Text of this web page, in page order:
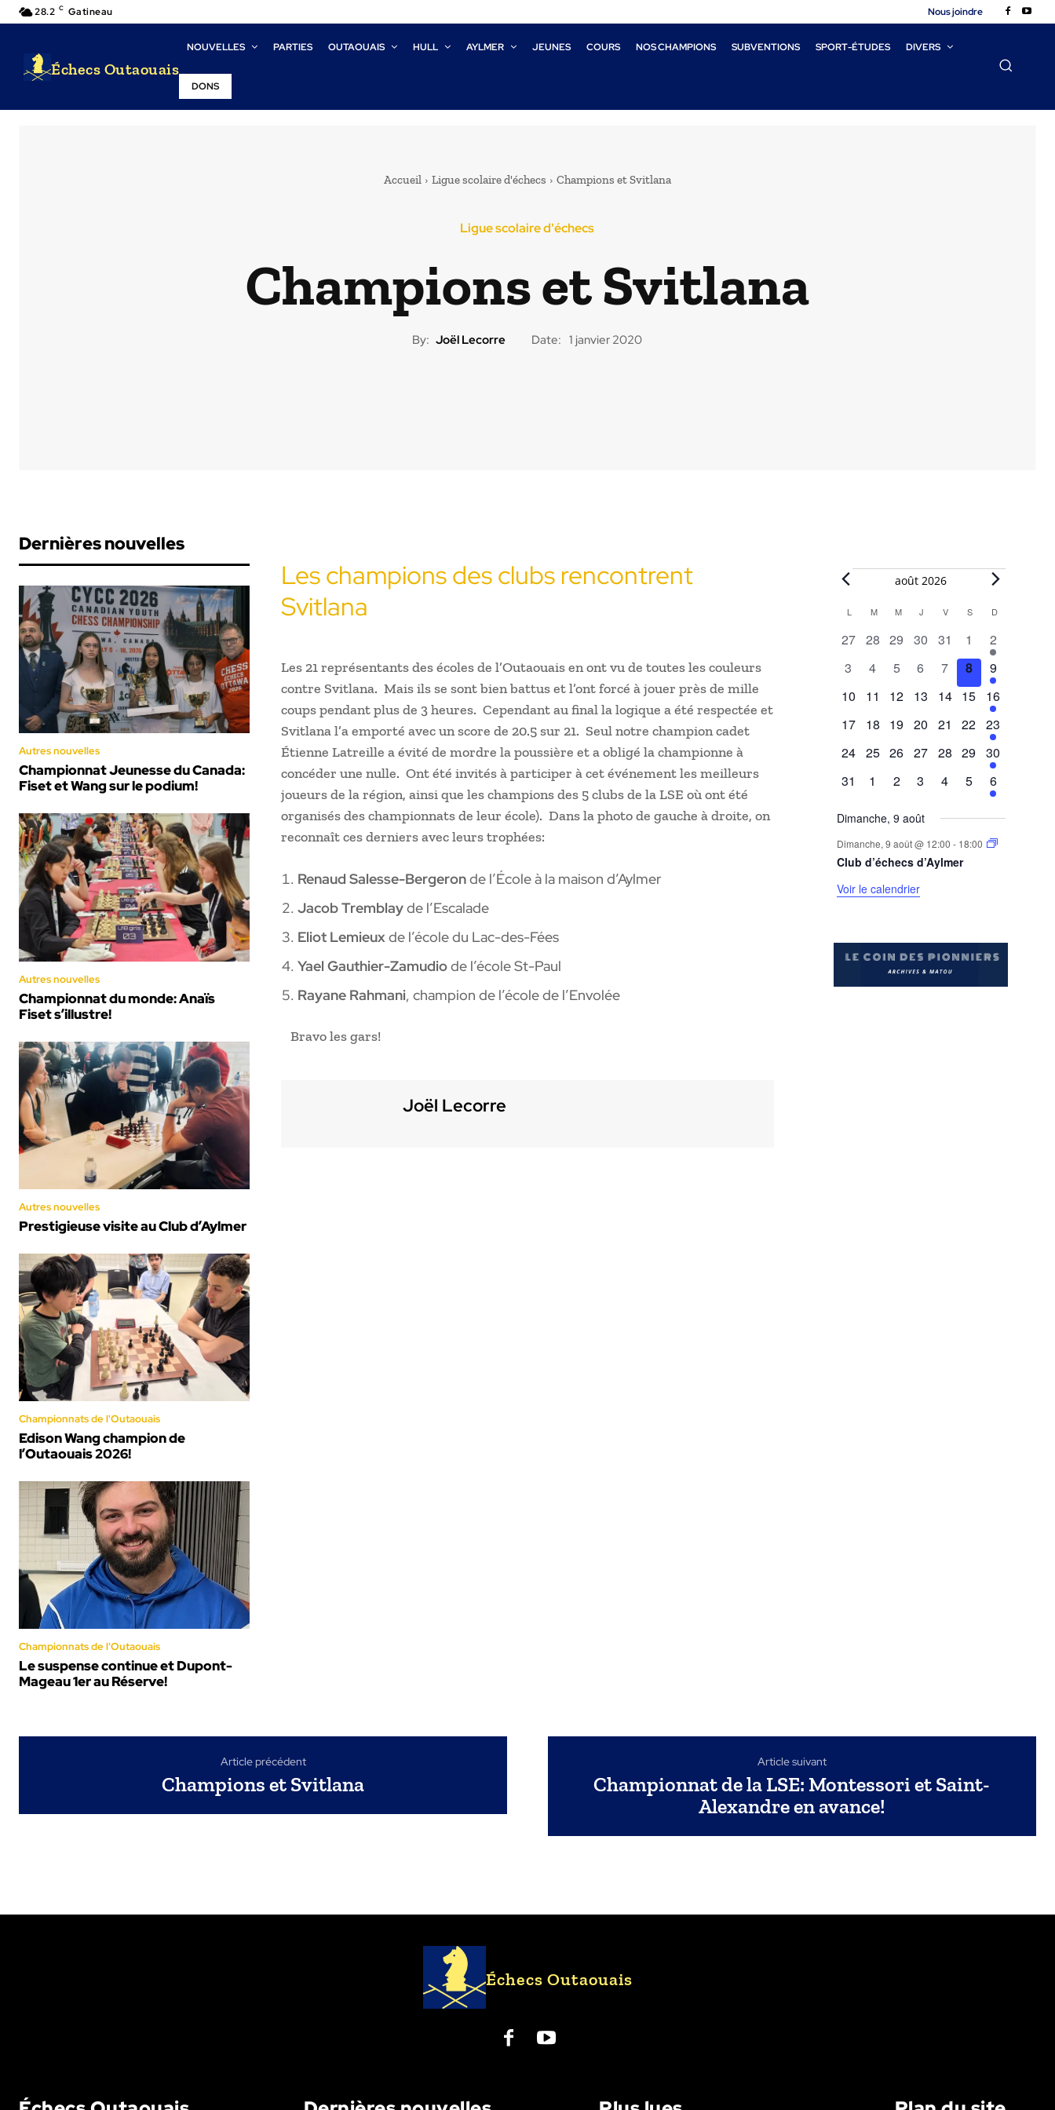
28.2 C Gatineau Nous joindre
Échecs Outaouais
NOUVELLES PARTIES OUTAOUAIS HULL AYLMER JEUNES COURS NOS CHAMPIONS SUBVENTIONS SPORT-ÉTUDES DIVERS
DONS
Accueil Ligue scolaire d'échecs Champions et Svitlana
Ligue scolaire d'échecs
Champions et Svitlana
By: Joël Lecorre Date: 1 janvier 2020
Dernières nouvelles
Autres nouvelles
Championnat Jeunesse du Canada:
Fiset et Wang sur le podium!
Autres nouvelles
Championnat du monde: Anaïs
Fiset s’illustre!
Autres nouvelles
Prestigieuse visite au Club d’Aylmer
Championnats de l'Outaouais
Edison Wang champion de
l’Outaouais 2026!
Championnats de l'Outaouais
Le suspense continue et Dupont-
Mageau 1er au Réserve!
Les champions des clubs rencontrent
Svitlana
Les 21 représentants des écoles de l’Outaouais en ont vu de toutes les couleurs
contre Svitlana. Mais ils se sont bien battus et l’ont forcé à jouer près de mille
coups pendant plus de 3 heures. Cependant au final la logique a été respectée et
Svitlana l’a emporté avec un score de 20.5 sur 21. Seul notre champion cadet
Étienne Latreille a évité de mordre la poussière et a obligé la championne à
concéder une nulle. Ont été invités à participer à cet événement les meilleurs
joueurs de la région, ainsi que les champions des 5 clubs de la LSE où ont été
organisés des championnats de leur école). Dans la photo de gauche à droite, on
reconnaît ces derniers avec leurs trophées:
Renaud Salesse-Bergeronde l’École à la maison d’Aylmer
Jacob Tremblayde l’Escalade
Eliot Lemieuxde l’école du Lac-des-Fées
Yael Gauthier-Zamudiode l’école St-Paul
Rayane Rahmani, champion de l’école de l’Envolée
Bravo les gars!
Joël Lecorre
Évènements
août 2026
Calendar
of
Évènements
LLUNDI
M MARDI
M MERCREDI
J JEUDI
V VENDREDI
S SAMEDI
DDIMANCHE
0
27 0
28 0
évènements
29
0
évènements
30
0
évènements
31
0
évènements
1
1
évènement
2
0
3
0
4
0
évènements
5
0
évènements
6
0
évènements
7
0
évènements
8
1
évènement
9
0
10
0
11
0
12
0
13
0
évènements
14 0
évènements
15
1
évènement
16
0
17
0
18
0
19
0
20
0
évènements
21
0
évènements
22 1
évènement
23
0
24 0
25 0
26 0
27 0
évènements
28 0
évènements
29
1
évènement
30
0
31
0
1
0
2
0
3
0
évènements
4
0
évènements
5
1
évènement
6
Dimanche, 9 août
Dimanche, 9 août @ 12:00 - 18:00
Club d’échecs d’Aylmer
Voir le calendrier
Article précédent
Champions et Svitlana
Article suivant
Championnat de la LSE: Montessori et Saint-
Alexandre en avance!
Échecs Outaouais